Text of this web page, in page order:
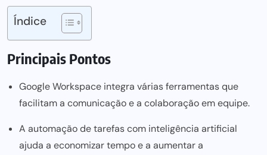
Índice
Principais Pontos
Google Workspace integra várias ferramentas que
facilitam a comunicação e a colaboração em equipe.
A automação de tarefas com inteligência artificial
ajuda a economizar tempo e a aumentar a